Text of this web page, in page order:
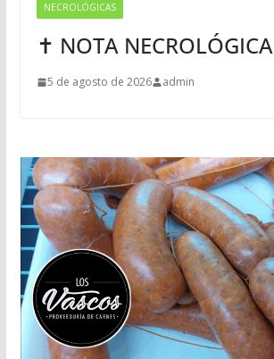
NECROLÓGICAS
✝ NOTA NECROLÓGICA
5 de agosto de 2026 admin